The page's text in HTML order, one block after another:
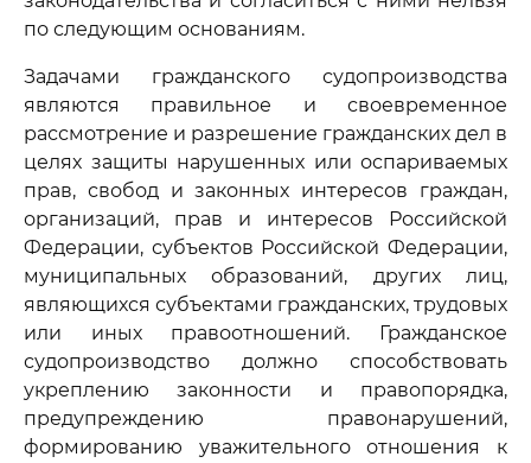
по следующим основаниям.
Задачами гражданского судопроизводства
являются правильное и своевременное
рассмотрение и разрешение гражданских дел в
целях защиты нарушенных или оспариваемых
прав, свобод и законных интересов граждан,
организаций, прав и интересов Российской
Федерации, субъектов Российской Федерации,
муниципальных образований, других лиц,
являющихся субъектами гражданских, трудовых
или иных правоотношений. Гражданское
судопроизводство должно способствовать
укреплению законности и правопорядка,
предупреждению правонарушений,
формированию уважительного отношения к